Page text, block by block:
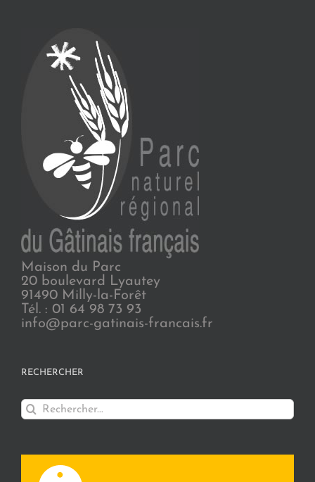
Maison du Parc
20 boulevard Lyautey
91490 Milly-la-Forêt
Tél. : 01 64 98 73 93
info@parc-gatinais-francais.fr
RECHERCHER
Rechercher: